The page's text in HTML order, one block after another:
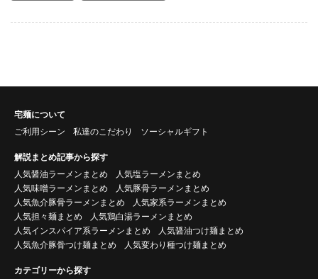
宅麺について
ご利用シーン
私達のこだわり ソーシャルギフト
解説まとめ記事から探す
人気醤油ラーメンまとめ
人気塩ラーメンまとめ
人気味噌ラーメンまとめ
人気豚骨ラーメンまとめ
人気魚介豚骨ラーメンまとめ
人気家系ラーメンまとめ
人気担々麺まとめ
人気鶏白湯ラーメンまとめ
人気インスパイア系ラーメンまとめ
人気醤油つけ麺まとめ
人気魚介豚骨つけ麺まとめ
人気変わり種つけ麺まとめ
カテゴリーから探す